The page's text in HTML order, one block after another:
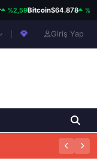
%2,59Bitcoin$64.878
Giriş Yap